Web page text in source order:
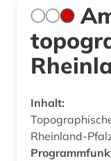
Inhalt:
Rheinland-